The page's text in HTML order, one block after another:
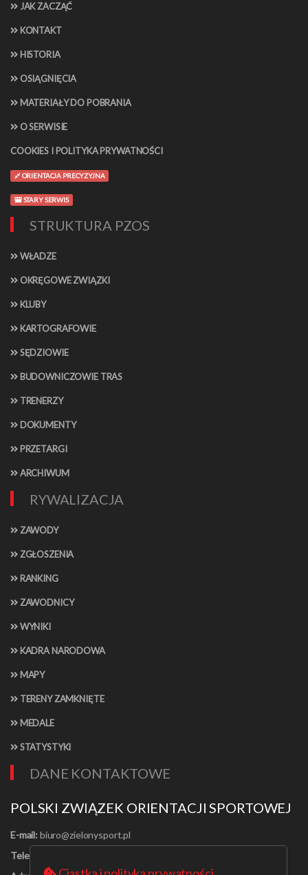
JAK ZACZĄĆ
KONTAKT
HISTORIA
OSIĄGNIĘCIA
MATERIAŁY DO POBRANIA
O SERWISIE
COOKIES I POLITYKA PRYWATNOŚCI
ORIENTACJA PRECYZYJNA
STARY SERWIS
STRUKTURA PZOS
WŁADZE
OKRĘGOWE ZWIĄZKI
KLUBY
KARTOGRAFOWIE
SĘDZIOWIE
BUDOWNICZOWIE TRAS
TRENERZY
DOKUMENTY
PRZETARGI
ARCHIWUM
RYWALIZACJA
ZAWODY
ZGŁOSZENIA
RANKING
ZAWODNICY
WYNIKI
KADRA NARODOWA
MAPY
TERENY ZAMKNIĘTE
MEDALE
STATYSTYKI
DANE KONTAKTOWE
POLSKI ZWIĄZEK ORIENTACJI SPORTOWEJ
E-mail:
Telefon: